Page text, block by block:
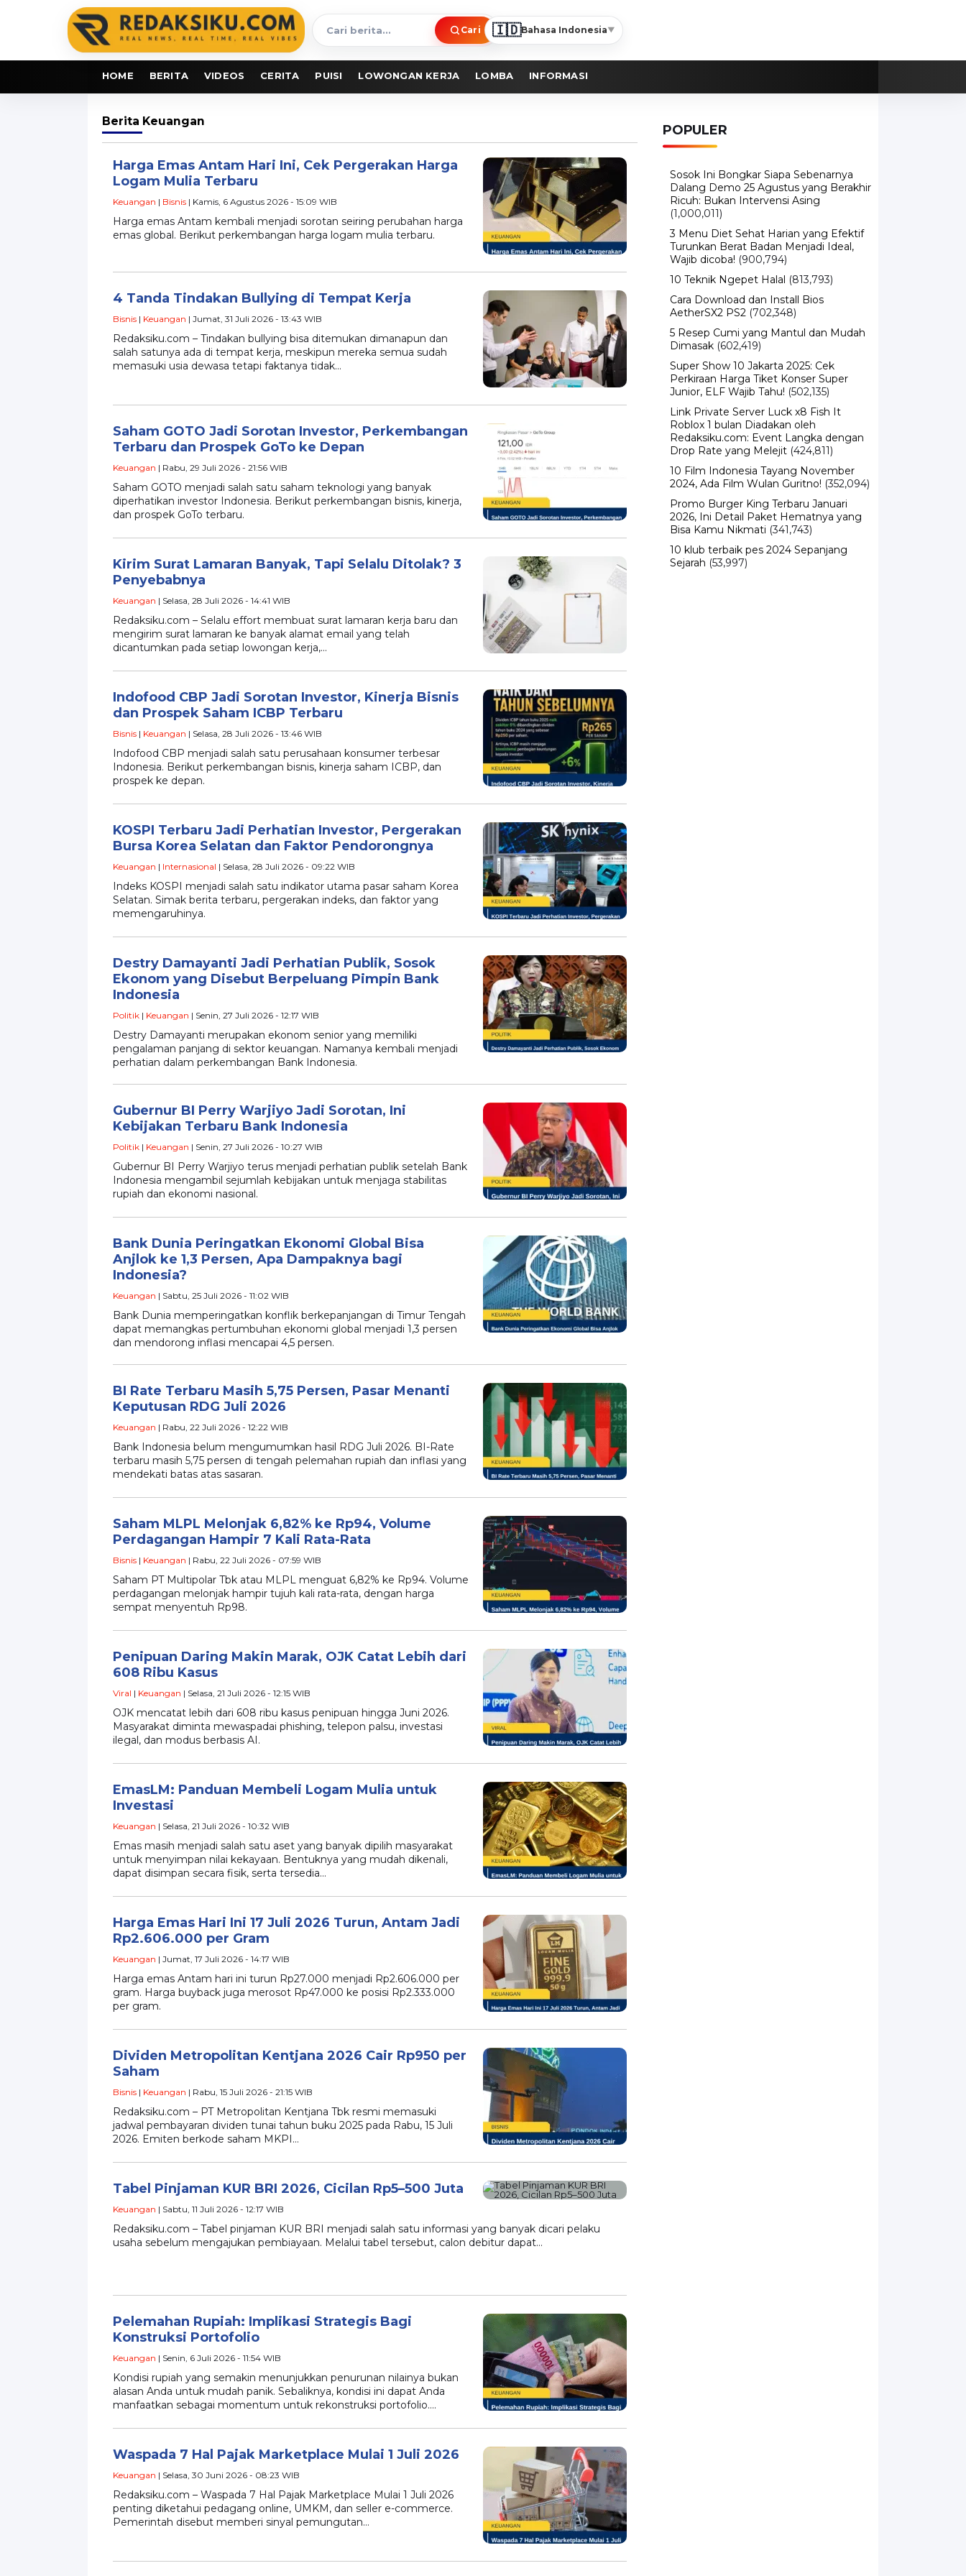
Cari
berita
Cari 🇮🇩Bahasa Indonesia▼
HOME BERITA VIDEOS CERITA PUISI LOWONGAN KERJA LOMBA INFORMASI
Berita Keuangan
Harga Emas Antam Hari Ini, Cek Pergerakan Harga
Logam Mulia Terbaru
Keuangan | Bisnis | Kamis, 6 Agustus 2026 - 15:09 WIB
Harga emas Antam kembali menjadi sorotan seiring perubahan harga
emas global. Berikut perkembangan harga logam mulia terbaru.
4 Tanda Tindakan Bullying di Tempat Kerja
Bisnis | Keuangan | Jumat, 31 Juli 2026 - 13:43 WIB
Redaksiku.com – Tindakan bullying bisa ditemukan dimanapun dan
salah satunya ada di tempat kerja, meskipun mereka semua sudah
memasuki usia dewasa tetapi faktanya tidak…
Saham GOTO Jadi Sorotan Investor, Perkembangan
Terbaru dan Prospek GoTo ke Depan
Keuangan | Rabu, 29 Juli 2026 - 21:56 WIB
Saham GOTO menjadi salah satu saham teknologi yang banyak
diperhatikan investor Indonesia. Berikut perkembangan bisnis, kinerja,
dan prospek GoTo terbaru.
Kirim Surat Lamaran Banyak, Tapi Selalu Ditolak? 3
Penyebabnya
Keuangan | Selasa, 28 Juli 2026 - 14:41 WIB
Redaksiku.com – Selalu effort membuat surat lamaran kerja baru dan
mengirim surat lamaran ke banyak alamat email yang telah
dicantumkan pada setiap lowongan kerja,…
Indofood CBP Jadi Sorotan Investor, Kinerja Bisnis
dan Prospek Saham ICBP Terbaru
Bisnis | Keuangan | Selasa, 28 Juli 2026 - 13:46 WIB
Indofood CBP menjadi salah satu perusahaan konsumer terbesar
Indonesia. Berikut perkembangan bisnis, kinerja saham ICBP, dan
prospek ke depan.
KOSPI Terbaru Jadi Perhatian Investor, Pergerakan
Bursa Korea Selatan dan Faktor Pendorongnya
Keuangan | Internasional | Selasa, 28 Juli 2026 - 09:22 WIB
Indeks KOSPI menjadi salah satu indikator utama pasar saham Korea
Selatan. Simak berita terbaru, pergerakan indeks, dan faktor yang
memengaruhinya.
Destry Damayanti Jadi Perhatian Publik, Sosok
Ekonom yang Disebut Berpeluang Pimpin Bank
Indonesia
Politik | Keuangan | Senin, 27 Juli 2026 - 12:17 WIB
Destry Damayanti merupakan ekonom senior yang memiliki
pengalaman panjang di sektor keuangan. Namanya kembali menjadi
perhatian dalam perkembangan Bank Indonesia.
Gubernur BI Perry Warjiyo Jadi Sorotan, Ini
Kebijakan Terbaru Bank Indonesia
Politik | Keuangan | Senin, 27 Juli 2026 - 10:27 WIB
Gubernur BI Perry Warjiyo terus menjadi perhatian publik setelah Bank
Indonesia mengambil sejumlah kebijakan untuk menjaga stabilitas
rupiah dan ekonomi nasional.
Bank Dunia Peringatkan Ekonomi Global Bisa
Anjlok ke 1,3 Persen, Apa Dampaknya bagi
Indonesia?
Keuangan | Sabtu, 25 Juli 2026 - 11:02 WIB
Bank Dunia memperingatkan konflik berkepanjangan di Timur Tengah
dapat memangkas pertumbuhan ekonomi global menjadi 1,3 persen
dan mendorong inflasi mencapai 4,5 persen.
BI Rate Terbaru Masih 5,75 Persen, Pasar Menanti
Keputusan RDG Juli 2026
Keuangan | Rabu, 22 Juli 2026 - 12:22 WIB
Bank Indonesia belum mengumumkan hasil RDG Juli 2026. BI-Rate
terbaru masih 5,75 persen di tengah pelemahan rupiah dan inflasi yang
mendekati batas atas sasaran.
Saham MLPL Melonjak 6,82% ke Rp94, Volume
Perdagangan Hampir 7 Kali Rata-Rata
Bisnis | Keuangan | Rabu, 22 Juli 2026 - 07:59 WIB
Saham PT Multipolar Tbk atau MLPL menguat 6,82% ke Rp94. Volume
perdagangan melonjak hampir tujuh kali rata-rata, dengan harga
sempat menyentuh Rp98.
Penipuan Daring Makin Marak, OJK Catat Lebih dari
608 Ribu Kasus
Viral | Keuangan | Selasa, 21 Juli 2026 - 12:15 WIB
OJK mencatat lebih dari 608 ribu kasus penipuan hingga Juni 2026.
Masyarakat diminta mewaspadai phishing, telepon palsu, investasi
ilegal, dan modus berbasis AI.
EmasLM: Panduan Membeli Logam Mulia untuk
Investasi
Keuangan | Selasa, 21 Juli 2026 - 10:32 WIB
Emas masih menjadi salah satu aset yang banyak dipilih masyarakat
untuk menyimpan nilai kekayaan. Bentuknya yang mudah dikenali,
dapat disimpan secara fisik, serta tersedia…
Harga Emas Hari Ini 17 Juli 2026 Turun, Antam Jadi
Rp2.606.000 per Gram
Keuangan | Jumat, 17 Juli 2026 - 14:17 WIB
Harga emas Antam hari ini turun Rp27.000 menjadi Rp2.606.000 per
gram. Harga buyback juga merosot Rp47.000 ke posisi Rp2.333.000
per gram.
Dividen Metropolitan Kentjana 2026 Cair Rp950 per
Saham
Bisnis | Keuangan | Rabu, 15 Juli 2026 - 21:15 WIB
Redaksiku.com – PT Metropolitan Kentjana Tbk resmi memasuki
jadwal pembayaran dividen tunai tahun buku 2025 pada Rabu, 15 Juli
2026. Emiten berkode saham MKPI…
Tabel Pinjaman KUR BRI 2026, Cicilan Rp5–500 Juta
Keuangan | Sabtu, 11 Juli 2026 - 12:17 WIB
Redaksiku.com – Tabel pinjaman KUR BRI menjadi salah satu informasi yang banyak dicari pelaku
usaha sebelum mengajukan pembiayaan. Melalui tabel tersebut, calon debitur dapat…
Pelemahan Rupiah: Implikasi Strategis Bagi
Konstruksi Portofolio
Keuangan | Senin, 6 Juli 2026 - 11:54 WIB
Kondisi rupiah yang semakin menunjukkan penurunan nilainya bukan
alasan Anda untuk mudah panik. Sebaliknya, kondisi ini dapat Anda
manfaatkan sebagai momentum untuk rekonstruksi portofolio….
Waspada 7 Hal Pajak Marketplace Mulai 1 Juli 2026
Keuangan | Selasa, 30 Juni 2026 - 08:23 WIB
Redaksiku.com – Waspada 7 Hal Pajak Marketplace Mulai 1 Juli 2026
penting diketahui pedagang online, UMKM, dan seller e-commerce.
Pemerintah disebut memberi sinyal pemungutan…
POPULER
Sosok Ini Bongkar Siapa Sebenarnya
Dalang Demo 25 Agustus yang Berakhir
Ricuh: Bukan Intervensi Asing
(1,000,011)
3 Menu Diet Sehat Harian yang Efektif
Turunkan Berat Badan Menjadi Ideal,
Wajib dicoba! (900,794)
10 Teknik Ngepet Halal (813,793)
Cara Download dan Install Bios
AetherSX2 PS2 (702,348)
5 Resep Cumi yang Mantul dan Mudah
Dimasak (602,419)
Super Show 10 Jakarta 2025: Cek
Perkiraan Harga Tiket Konser Super
Junior, ELF Wajib Tahu! (502,135)
Link Private Server Luck x8 Fish It
Roblox 1 bulan Diadakan oleh
Redaksiku.com: Event Langka dengan
Drop Rate yang Melejit (424,811)
10 Film Indonesia Tayang November
2024, Ada Film Wulan Guritno! (352,094)
Promo Burger King Terbaru Januari
2026, Ini Detail Paket Hematnya yang
Bisa Kamu Nikmati (341,743)
10 klub terbaik pes 2024 Sepanjang
Sejarah (53,997)